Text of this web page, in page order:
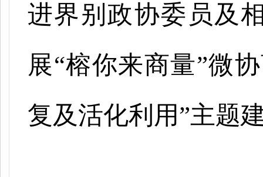
进界别政协委员及
展“榕你来商量”微
复及活化利用”主题